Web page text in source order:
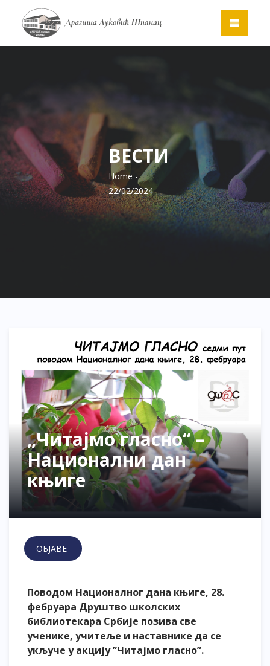
ВЕСТИ
Home -
22/02/2024
„Читајмо гласно“ –
Национални дан
књиге
ОБЈАВЕ
Поводом Националног дана књиге, 28.
фебруара Друштво школских
библиотекара Србије позива све
ученике, учитеље и наставнике да се
укључе у акцију ”Читајмо гласно”.